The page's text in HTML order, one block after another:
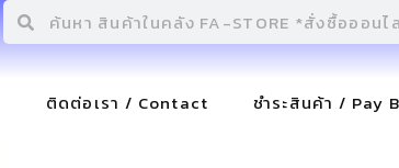
ติดต่อเรา / Contact ชำระสินค้า / Pay